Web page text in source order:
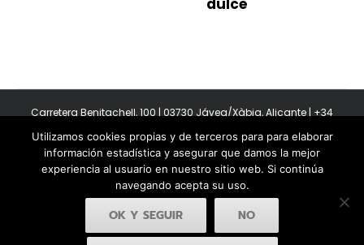
Carretera Benitachell, 100 | 03730 Jávea/Xàbia, Alicante | +34
Copyright 2011-2026 BonAmb Restaurant | All Rights Reserved |
Política de privacidad|Powered by Insertcom
Utilizamos cookies propias y de terceros para para elaborar
información estadística y asegurar que damos la mejor
experiencia al usuario en nuestro sitio web. Si continúa
navegando acepta su uso.
OK Y SEGUIR NO